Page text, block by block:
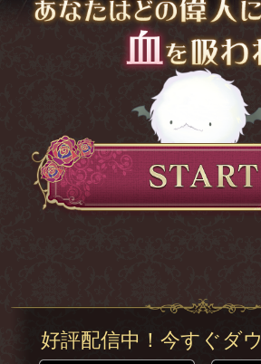
好評配信中！今すぐダ